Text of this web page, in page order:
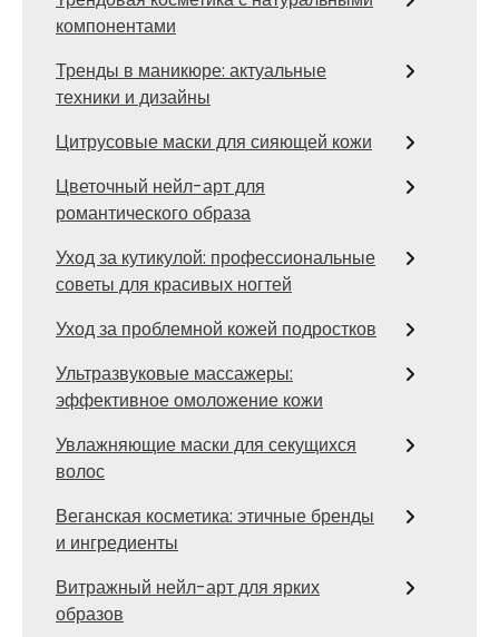
компонентами
Тренды в маникюре: актуальные
техники и дизайны
Цитрусовые маски для сияющей кожи
Цветочный нейл-арт для
романтического образа
Уход за кутикулой: профессиональные
советы для красивых ногтей
Уход за проблемной кожей подростков
Ультразвуковые массажеры:
эффективное омоложение кожи
Увлажняющие маски для секущихся
волос
Веганская косметика: этичные бренды
и ингредиенты
Витражный нейл-арт для ярких
образов